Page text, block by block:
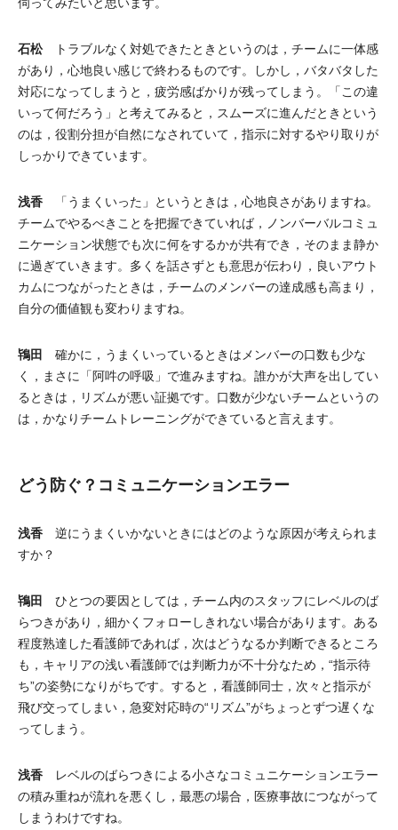
石松トラブルなく対処できたときというのは，チームに一体感
があり，心地良い感じで終わるものです。しかし，バタバタした
対応になってしまうと，疲労感ばかりが残ってしまう。「この違
いって何だろう」と考えてみると，スムーズに進んだときという
のは，役割分担が自然になされていて，指示に対するやり取りが
しっかりできています。
浅香 「うまくいった」というときは，心地良さがありますね。
チームでやるべきことを把握できていれば，ノンバーバルコミュ
ニケーション状態でも次に何をするかが共有でき，そのまま静か
に過ぎていきます。多くを話さずとも意思が伝わり，良いアウト
カムにつながったときは，チームのメンバーの達成感も高まり，
自分の価値観も変わりますね。
鴇田 確かに，うまくいっているときはメンバーの口数も少な
く，まさに「阿吽の呼吸」で進みますね。誰かが大声を出してい
るときは，リズムが悪い証拠です。口数が少ないチームというの
は，かなりチームトレーニングができていると言えます。
どう防ぐ？コミュニケーションエラー
浅香 逆にうまくいかないときにはどのような原因が考えられま
すか？
鴇田 ひとつの要因としては，チーム内のスタッフにレベルのば
らつきがあり，細かくフォローしきれない場合があります。ある
程度熟達した看護師であれば，次はどうなるか判断できるところ
も，キャリアの浅い看護師では判断力が不十分なため，“指示待
ち”の姿勢になりがちです。すると，看護師同士，次々と指示が
飛び交ってしまい，急変対応時の“リズム”がちょっとずつ遅くな
ってしまう。
浅香 レベルのばらつきによる小さなコミュニケーションエラー
の積み重ねが流れを悪くし，最悪の場合，医療事故につながって
しまうわけですね。